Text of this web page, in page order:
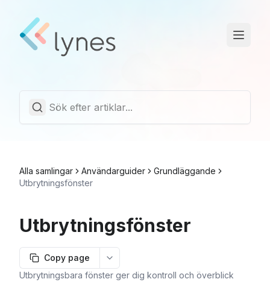
Alla samlingar Användarguider
Grundläggande
Utbrytningsfönster
Utbrytningsfönster
Copy page
More options
Utbrytningsbara fönster ger dig kontroll och överblick